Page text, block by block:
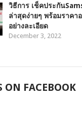
วิธีการ เช็คประกัน
ล่าสุดง่ายๆ พร้อมราคา
อย่างละเอียด
December 3, 2022
ON FACEBOOK